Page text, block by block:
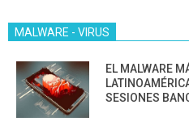
MALWARE - VIRUS
EL MALWARE
SESIONES